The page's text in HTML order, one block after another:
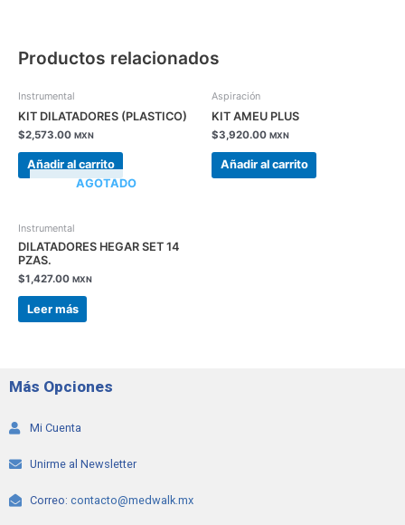
Productos relacionados
Instrumental
KIT DILATADORES (PLASTICO)
$2,573.00 MXN
Añadir al carrito
Aspiración
KIT AMEU PLUS
$3,920.00 MXN
Añadir al carrito
AGOTADO
Instrumental
DILATADORES HEGAR SET 14
PZAS.
$1,427.00 MXN
Leer más
Más Opciones
Mi Cuenta
Unirme al Newsletter
Correo: contacto@medwalk.mx